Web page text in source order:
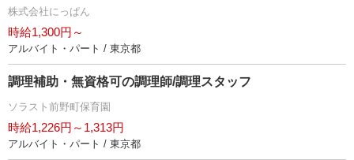
株式会社にっぱん
時給1,300円～
アルバイト・パート / 東京都
調理補助・無資格可の調理師/調理スタッフ
ソラスト前野町保育園
時給1,226円～1,313円
アルバイト・パート / 東京都